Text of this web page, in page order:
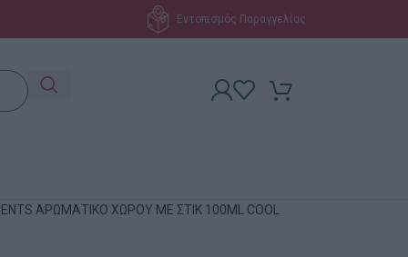
Εντοπισμός Παραγγελίας
ΑΡΩΜΑΤΙΚΟ ΧΩΡΟΥ ΜΕ ΣΤΙΚ 100ML COOL